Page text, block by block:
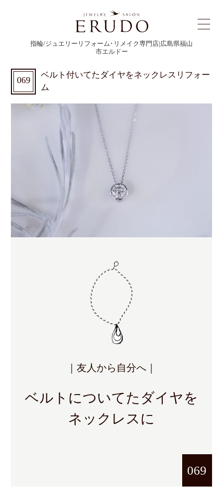
指輪/ジュエリーリフォーム･リメイク専門店|広島県福山
市エルドー
069
ベルト付いてたダイヤをネックレスリフォー
ム
｜友人から自分へ｜
ベルトについてたダイヤを
ネックレスに
069